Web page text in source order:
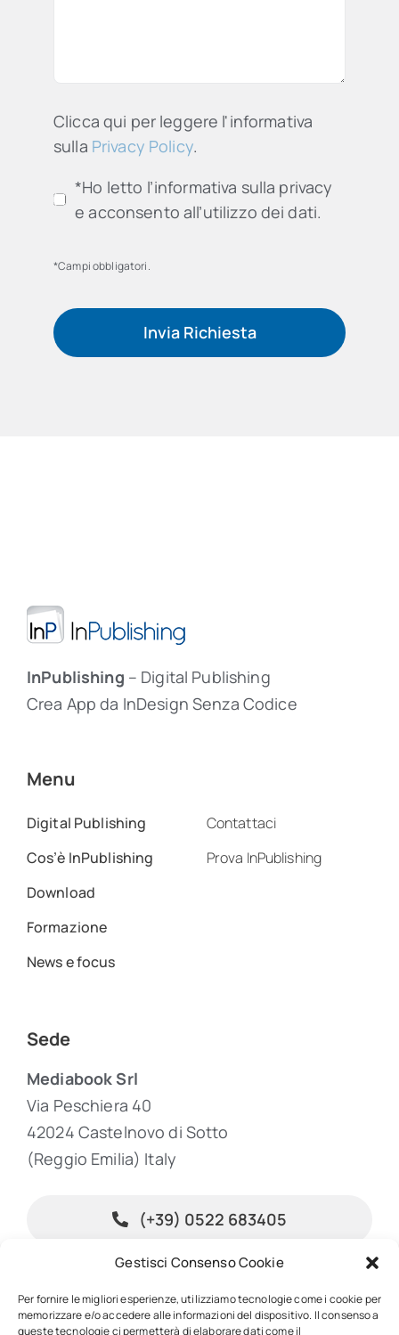
Gestisci Consenso Cookie
Per fornire le migliori esperienze, utilizziamo tecnologie come i cookie per
memorizzare e/o accedere alle informazioni del dispositivo. Il consenso a
queste tecnologie ci permetterà di elaborare dati come il
Clicca qui per leggere l'informativa
sulla Privacy Policy.
*Ho letto l’informativa sulla privacy
e acconsento all’utilizzo dei dati.
*Campi obbligatori.
Invia Richiesta
InPublishing – Digital Publishing
Crea App da InDesign Senza Codice
Menu
Digital Publishing
Cos’è InPublishing
Download
Formazione
News e focus
Contattaci
Prova InPublishing
Sede
Mediabook Srl
Via Peschiera 40
42024 Castelnovo di Sotto
(Reggio Emilia) Italy
(+39) 0522 683405